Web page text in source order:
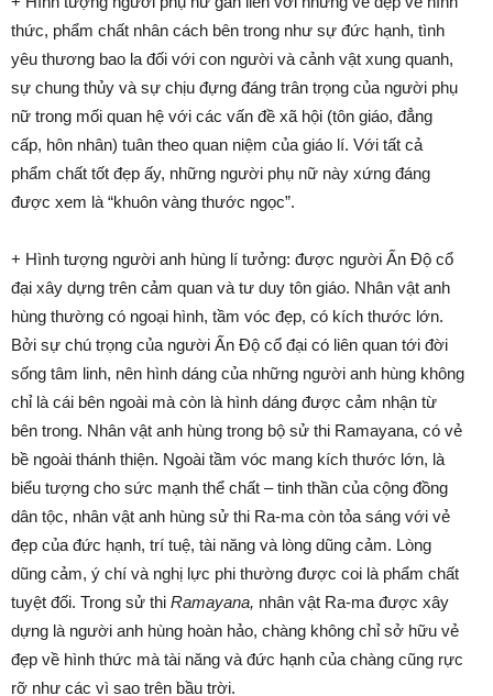
thức, phẩm chất nhân cách bên trong như sự đức hạnh, tình
yêu thương bao la đối với con người và cảnh vật xung quanh,
sự chung thủy và sự chịu đựng đáng trân trọng của người phụ
nữ trong mối quan hệ với các vấn đề xã hội (tôn giáo, đẳng
cấp, hôn nhân) tuân theo quan niệm của giáo lí. Với tất cả
phẩm chất tốt đẹp ấy, những người phụ nữ này xứng đáng
được xem là “khuôn vàng thước ngọc”.
+ Hình tượng người anh hùng lí tưởng: được người Ấn Độ cổ
đại xây dựng trên cảm quan và tư duy tôn giáo. Nhân vật anh
hùng thường có ngoại hình, tầm vóc đẹp, có kích thước lớn.
Bởi sự chú trọng của người Ấn Độ cổ đại có liên quan tới đời
sống tâm linh, nên hình dáng của những người anh hùng không
chỉ là cái bên ngoài mà còn là hình dáng được cảm nhận từ
bên trong. Nhân vật anh hùng trong bộ sử thi Ramayana, có vẻ
bề ngoài thánh thiện. Ngoài tầm vóc mang kích thước lớn, là
biểu tượng cho sức mạnh thể chất – tinh thần của cộng đồng
dân tộc, nhân vật anh hùng sử thi Ra-ma còn tỏa sáng với vẻ
đẹp của đức hạnh, trí tuệ, tài năng và lòng dũng cảm. Lòng
dũng cảm, ý chí và nghị lực phi thường được coi là phẩm chất
tuyệt đối. Trong sử thi Ramayana, nhân vật Ra-ma được xây
dựng là người anh hùng hoàn hảo, chàng không chỉ sở hữu vẻ
đẹp về hình thức mà tài năng và đức hạnh của chàng cũng rực
rỡ như các vì sao trên bầu trời.